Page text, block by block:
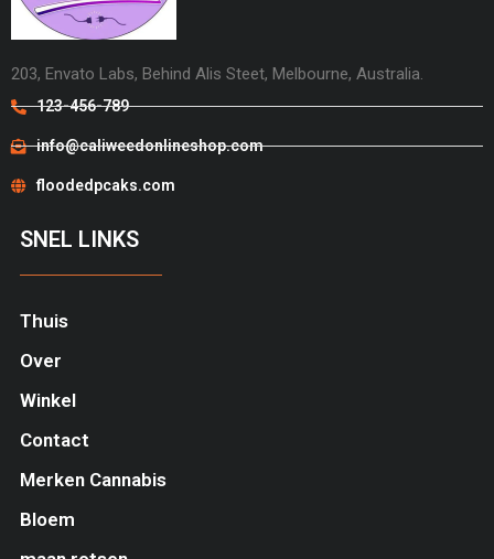
203, Envato Labs, Behind Alis Steet, Melbourne, Australia.
123-456-789
info@caliweedonlineshop.com
floodedpcaks.com
SNEL LINKS
Thuis
Over
Winkel
Contact
Merken Cannabis
Bloem